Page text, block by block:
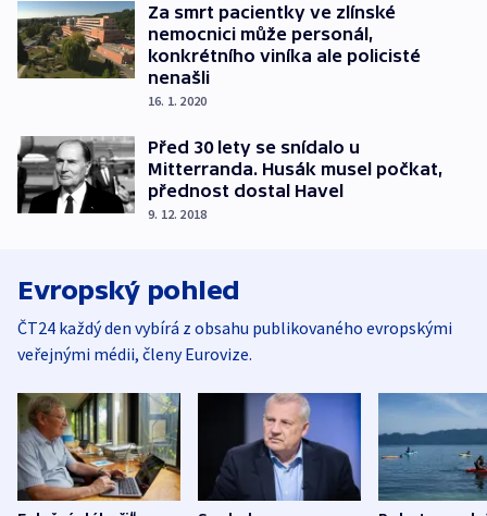
Za smrt pacientky ve zlínské
nemocnici může personál,
konkrétního viníka ale policisté
nenašli
16. 1. 2020
Před 30 lety se snídalo u
Mitterranda. Husák musel počkat,
přednost dostal Havel
9. 12. 2018
Evropský pohled
ČT24 každý den vybírá z obsahu publikovaného evropskými
veřejnými médii, členy Eurovize.